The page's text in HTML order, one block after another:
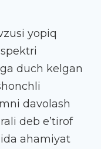
yopiq
duch kelgan
davolash
deb e’tirof
ahamiyat